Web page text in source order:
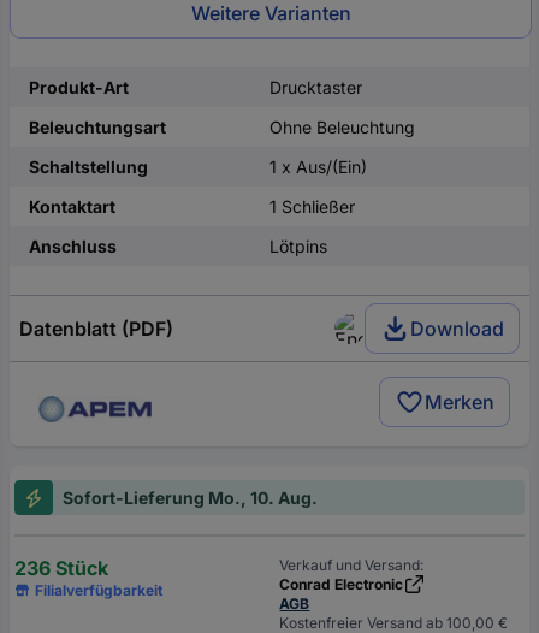
Weitere Varianten
Produkt-Art
Drucktaster
Beleuchtungsart
Ohne Beleuchtung
Schaltstellung
1 x Aus/(Ein)
Kontaktart
1 Schließer
Anschluss
Lötpins
Datenblatt (PDF) Download
Merken
Sofort-Lieferung Mo., 10. Aug.
236 Stück
Filialverfügbarkeit
Verkauf und Versand:
Conrad Electronic
AGB
Kostenfreier Versand ab 100,00 €